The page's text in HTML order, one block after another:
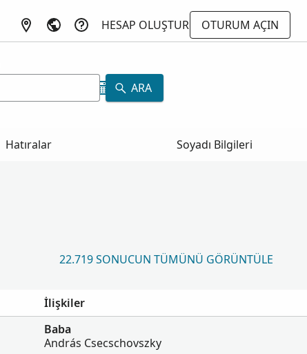
HESAP OLUŞTUR
OTURUM AÇIN
ARA
Hatıralar Soyadı Bilgileri
22.719 SONUCUN TÜMÜNÜ GÖRÜNTÜLE
İlişkiler
Baba
András Csecschovszky